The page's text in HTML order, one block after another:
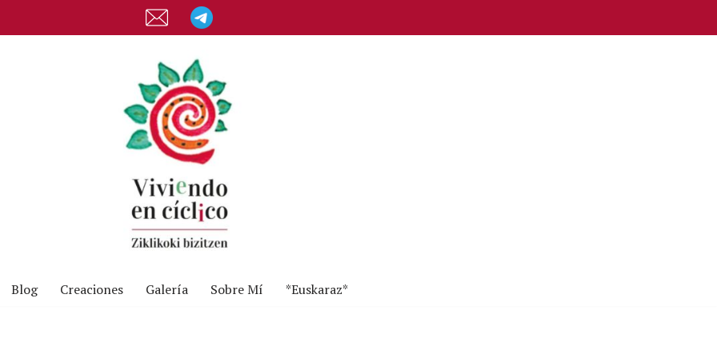
Blog Creaciones Galería Sobre Mí *Euskaraz*